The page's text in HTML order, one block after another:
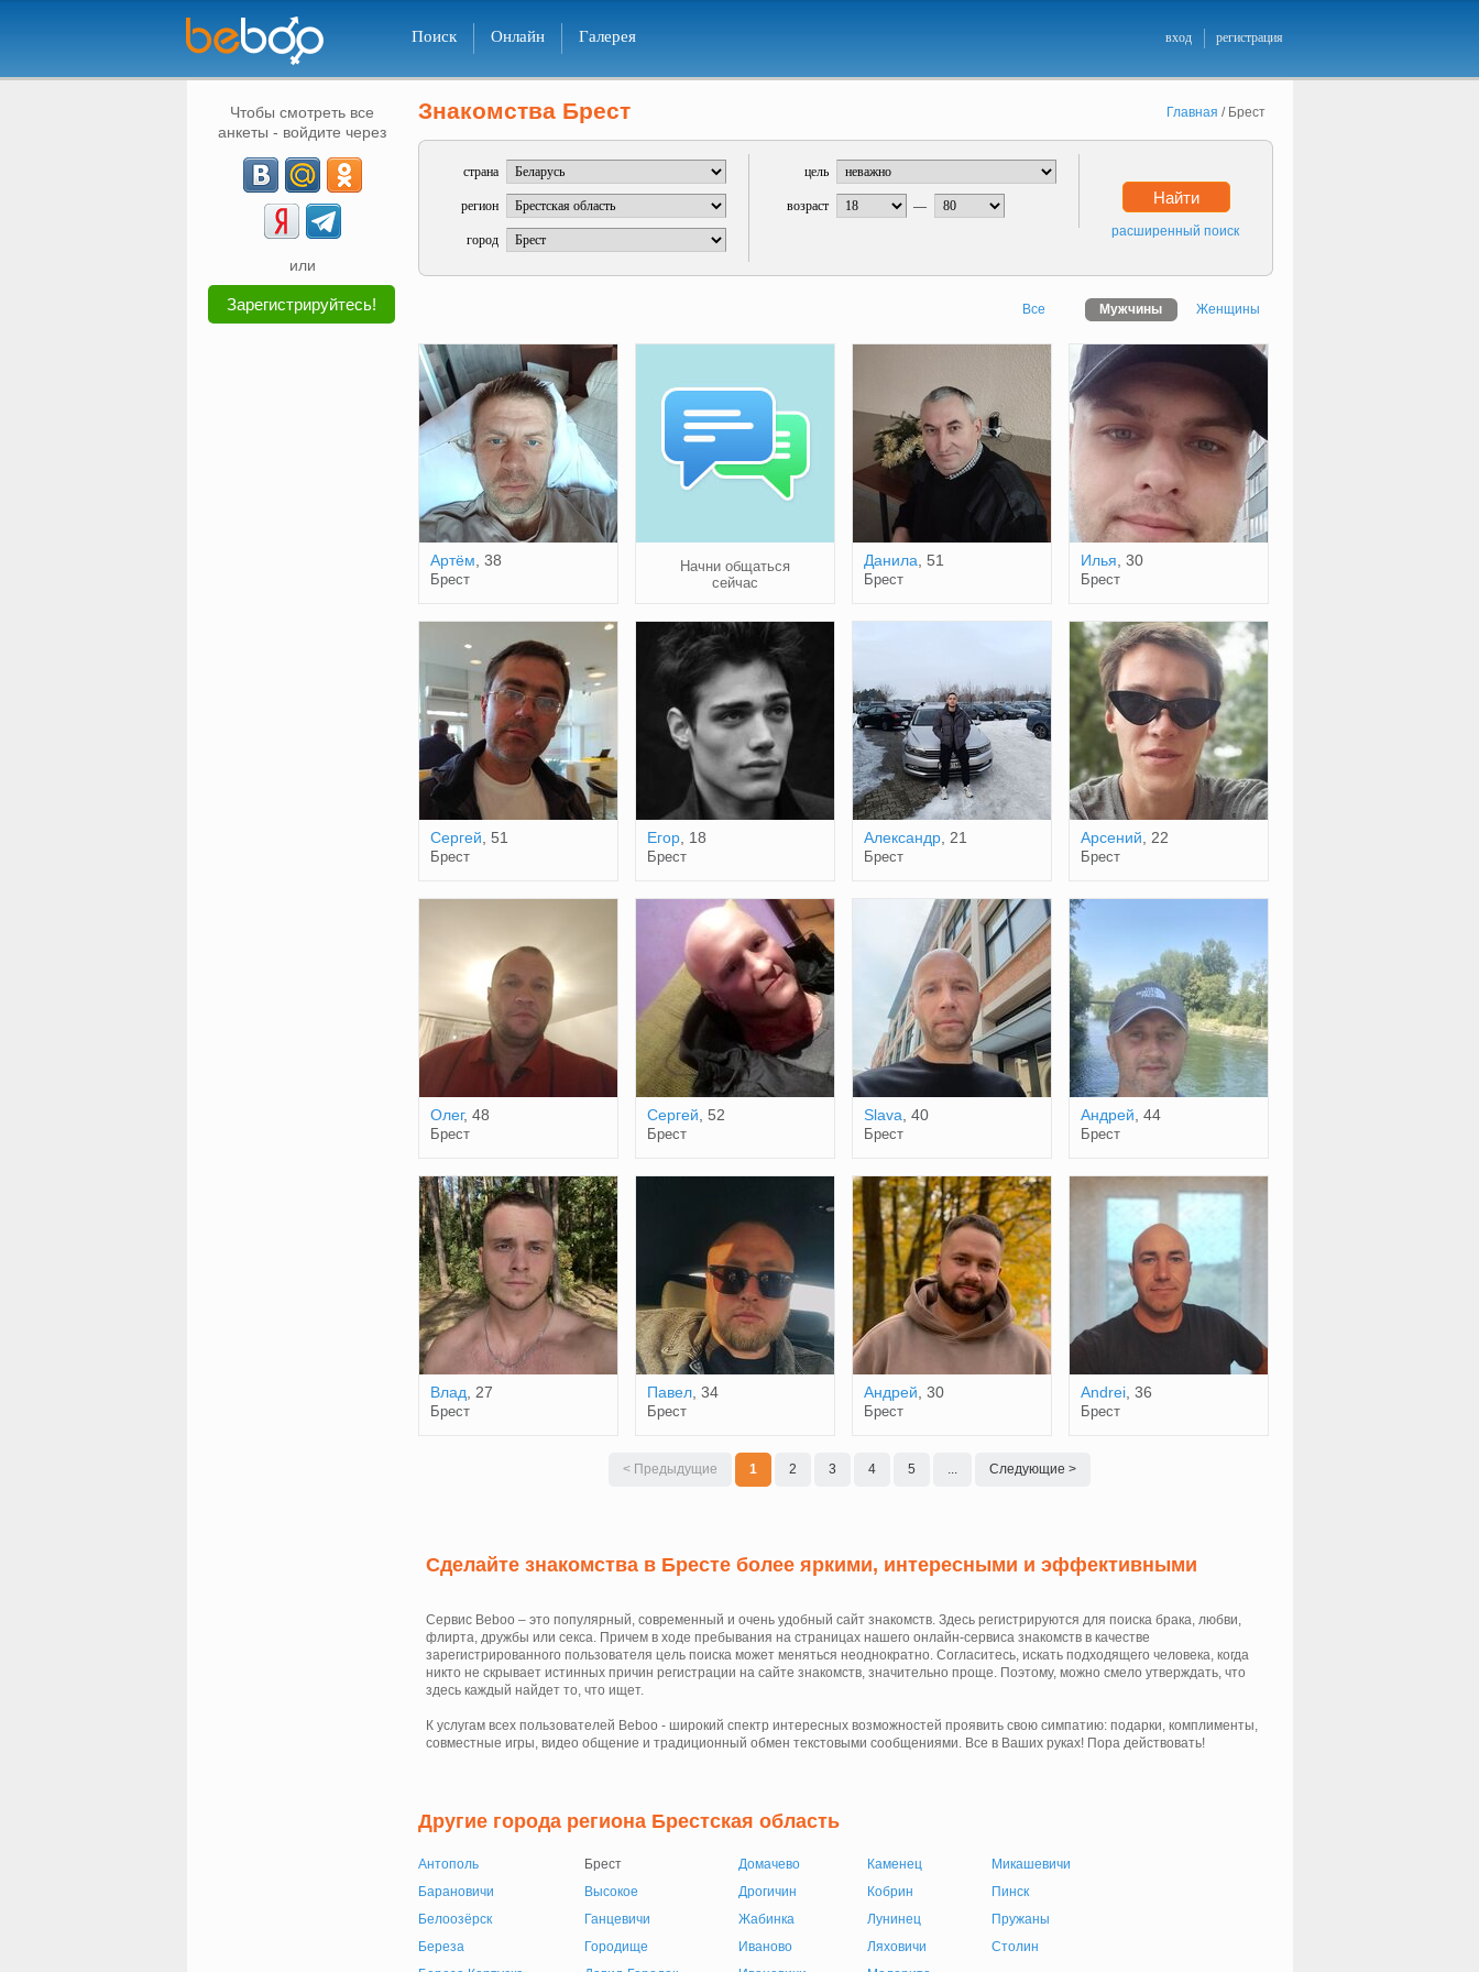
Поиск Онлайн Галерея вход регистрация
Чтобы смотреть все
анкеты - войдите через
или
Зарегистрируйтесь!
Знакомства Брест Главная / Брест
страна
регион
город
цель
возраст — Найти
расширенный поиск
Все Мужчины Женщины
Артём , 38
Брест
Начни общаться
сейчас
Данила , 51
Брест
Илья , 30
Брест
Сергей , 51
Брест
Егор, 18
Брест
Александр, 21
Брест
Арсений , 22
Брест
Олег, 48
Брест
Сергей , 52
Брест
Slava , 40
Брест
Андрей , 44
Брест
Влад , 27
Брест
Павел, 34
Брест
Андрей , 30
Брест
Andrei, 36
Брест
< Предыдущие 1 2 3 4 5 ... Следующие >
Сделайте знакомства в Бресте более яркими, интересными и эффективными
Сервис Beboo – это популярный, современный и очень удобный сайт знакомств. Здесь регистрируются для поиска брака, любви,
флирта, дружбы или секса. Причем в ходе пребывания на страницах нашего онлайн-сервиса знакомств в качестве
зарегистрированного пользователя цель поиска может меняться неоднократно. Согласитесь, искать подходящего человека, когда
никто не скрывает истинных причин регистрации на сайте знакомств, значительно проще. Поэтому, можно смело утверждать, что
здесь каждый найдет то, что ищет.
К услугам всех пользователей Beboo - широкий спектр интересных возможностей проявить свою симпатию: подарки, комплименты,
совместные игры, видео общение и традиционный обмен текстовыми сообщениями. Все в Ваших руках! Пора действовать!
Другие города региона Брестская область
Антополь
Барановичи
Белоозёрск
Береза
Брест
Высокое
Ганцевичи
Городище
Домачево
Дрогичин
Жабинка
Иваново
Каменец
Кобрин
Лунинец
Ляховичи
Микашевичи
Пинск
Пружаны
Столин